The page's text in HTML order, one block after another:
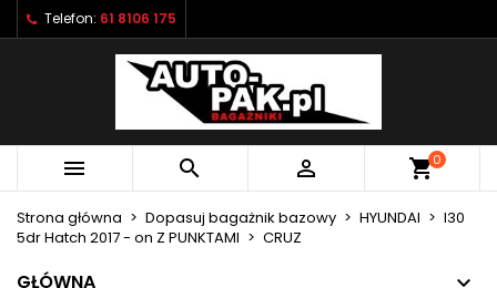
Telefon: 61 8106 175
   shopping_cart0
Strona główna Dopasuj bagażnik bazowy HYUNDAI
I30
5dr Hatch 2017 - on Z PUNKTAMI
CRUZ
GŁÓWNA
Moje listy życzeń ×
Utwórz nową listę
((modalTitle)) ×
((confirmMessage))
((cancelText)) ((modalDeleteText))
Utwórz listę życzeń ×
Nazwa listy życzeń
Anuluj Utwórz listę życzeń
Zaloguj się ×
Musisz być zalogowany by zapisać produkty na
swojej liście życzeń.
Anuluj Zaloguj się